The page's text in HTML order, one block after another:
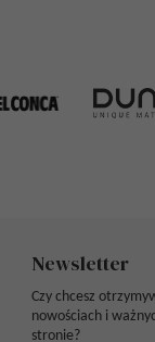
Newsletter
Czy chcesz
nowościach i
stronie?